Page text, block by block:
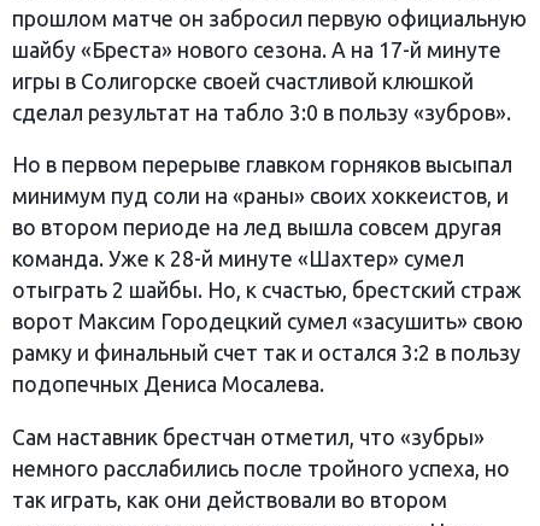
прошлом матче он забросил первую официальную
шайбу «Бреста» нового сезона. А на 17-й минуте
игры в Солигорске своей счастливой клюшкой
сделал результат на табло 3:0 в пользу «зубров».
Но в первом перерыве главком горняков высыпал
минимум пуд соли на «раны» своих хоккеистов, и
во втором периоде на лед вышла совсем другая
команда. Уже к 28-й минуте «Шахтер» сумел
отыграть 2 шайбы. Но, к счастью, брестский страж
ворот Максим Городецкий сумел «засушить» свою
рамку и финальный счет так и остался 3:2 в пользу
подопечных Дениса Мосалева.
Сам наставник брестчан отметил, что «зубры»
немного расслабились после тройного успеха, но
так играть, как они действовали во втором